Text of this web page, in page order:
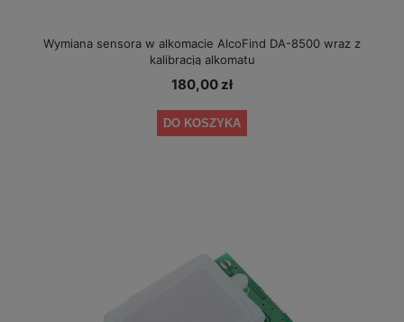
Wymiana sensora w alkomacie AlcoFind DA-8500 wraz z
kalibracją alkomatu
180,00 zł
DO KOSZYKA